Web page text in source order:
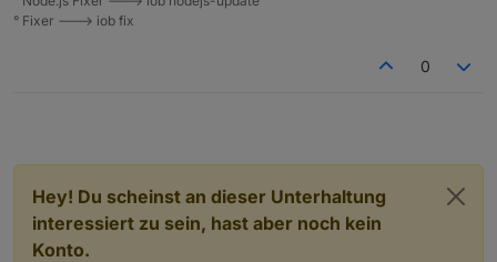
° Fixer ---> iob fix
0
Hey! Du scheinst an dieser Unterhaltung
interessiert zu sein, hast aber noch kein
Konto.